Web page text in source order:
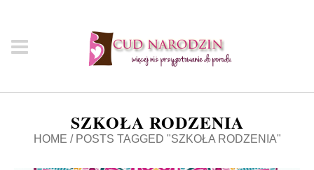
SZKOŁA RODZENIA
HOME / POSTS TAGGED "SZKOŁA RODZENIA"